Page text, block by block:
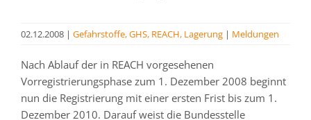
02.12.2008 | Gefahrstoffe, GHS, REACH, Lagerung | Meldungen
Nach Ablauf der in REACH vorgesehenen
Vorregistrierungsphase zum 1. Dezember 2008 beginnt
nun die Registrierung mit einer ersten Frist bis zum 1.
Dezember 2010. Darauf weist die Bundesstelle